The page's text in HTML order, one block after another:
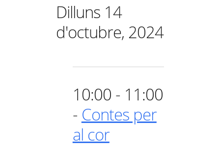
Dilluns 14
d'octubre, 2024
10:00 - 11:00
- Contes per
al cor